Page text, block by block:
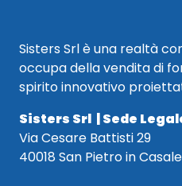
Sisters Srl è una realtà
occupa della vendita di
spirito innovativo
Sisters Srl | Sede
Via Cesare Battisti 29
40018 San Pietro in